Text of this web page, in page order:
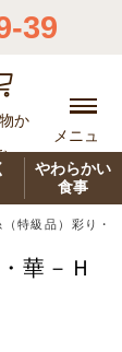
39
か
メニュ
ー
やわらかい
食事
特級品）彩り・
華－Ｈ